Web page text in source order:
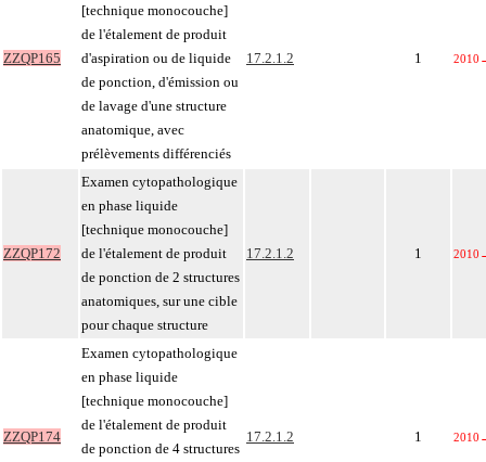
ZZQP165
[technique monocouche]
de l'étalement de produit
d'aspiration ou de liquide
de ponction, d'émission ou
de lavage d'une structure
anatomique, avec
prélèvements différenciés
17.2.1.2 1 2010
ZZQP172
Examen cytopathologique
en phase liquide
[technique monocouche]
de l'étalement de produit
de ponction de 2 structures
anatomiques, sur une cible
pour chaque structure
17.2.1.2 1 2010
ZZQP174
Examen cytopathologique
en phase liquide
[technique monocouche]
de l'étalement de produit
de ponction de 4 structures
17.2.1.2 1 2010